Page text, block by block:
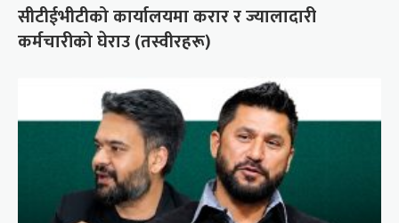
सीटीईभीटीको कार्यालयमा करार र ज्यालादारी
कर्मचारीको घेराउ (तस्वीरहरू)